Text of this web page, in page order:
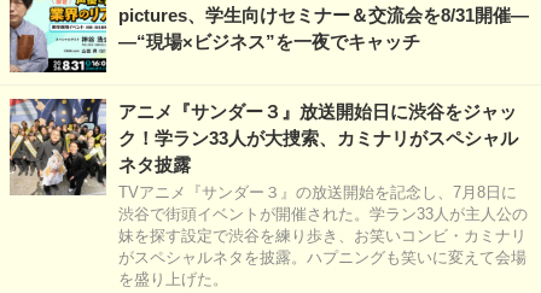
pictures、学生向けセミナー＆交流会を8/31開催―
―“現場×ビジネス”を一夜でキャッチ
アニメ『サンダー３』放送開始日に渋谷をジャッ
ク！学ラン33人が大捜索、カミナリがスペシャル
ネタ披露
TVアニメ『サンダー３』の放送開始を記念し、7月8日に
渋谷で街頭イベントが開催された。学ラン33人が主人公の
妹を探す設定で渋谷を練り歩き、お笑いコンビ・カミナリ
がスペシャルネタを披露。ハプニングも笑いに変えて会場
を盛り上げた。